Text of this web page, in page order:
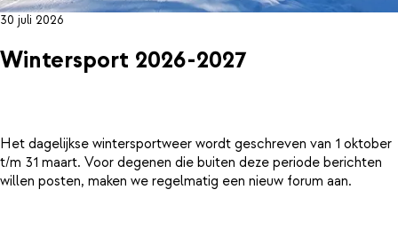
30 juli 2026
Wintersport 2026-2027
Het dagelijkse wintersportweer wordt geschreven van 1 oktober
t/m 31 maart. Voor degenen die buiten deze periode berichten
willen posten, maken we regelmatig een nieuw forum aan.